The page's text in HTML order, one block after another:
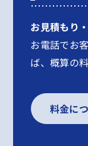
お見積もり
お電話でお
ば、概算の
料金に